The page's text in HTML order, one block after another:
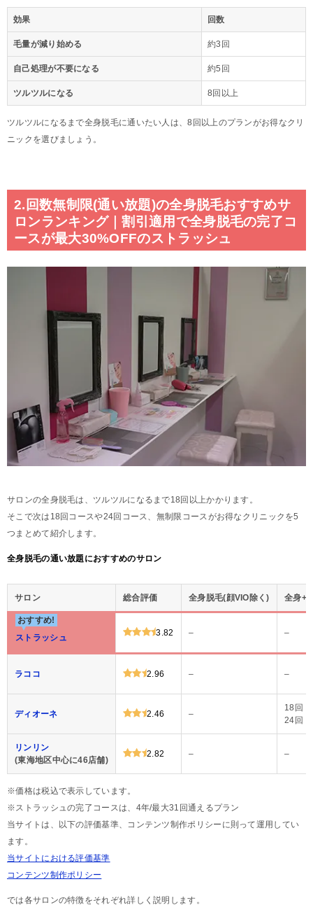
効果 回数
毛量が減り始める 約3回
自己処理が不要になる 約5回
ツルツルになる 8回以上
ツルツルになるまで全身脱毛に通いたい人は、8回以上のプランがお得なクリ
ニックを選びましょう。
2.回数無制限(通い放題)の全身脱毛おすすめサ
ロンランキング｜割引適用で全身脱毛の完了コ
ースが最大30%OFFのストラッシュ
サロンの全身脱毛は、ツルツルになるまで18回以上かかります。
そこで次は18回コースや24回コース、無制限コースがお得なクリニックを5
つまとめて紹介します。
全身脱毛の通い放題におすすめのサロン
サロン 総合評価 全身脱毛(顔VIO除く) 全身
おすすめ!
ストラッシュ
3.82 – –
ラココ 2.96 – –
ディオーネ 2.46 –
18回
24回
リンリン
(東海地区中心に46店舗)
2.82 – –
※価格は税込で表示しています。
※ストラッシュの完了コースは、4年/最大31回通えるプラン
当サイトは、以下の評価基準、コンテンツ制作ポリシーに則って運用してい
ます。
当サイトにおける評価基準
コンテンツ制作ポリシー
では各サロンの特徴をそれぞれ詳しく説明します。